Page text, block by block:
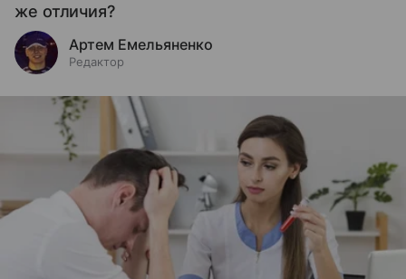
же отличия?
Артем Емельяненко
Редактор